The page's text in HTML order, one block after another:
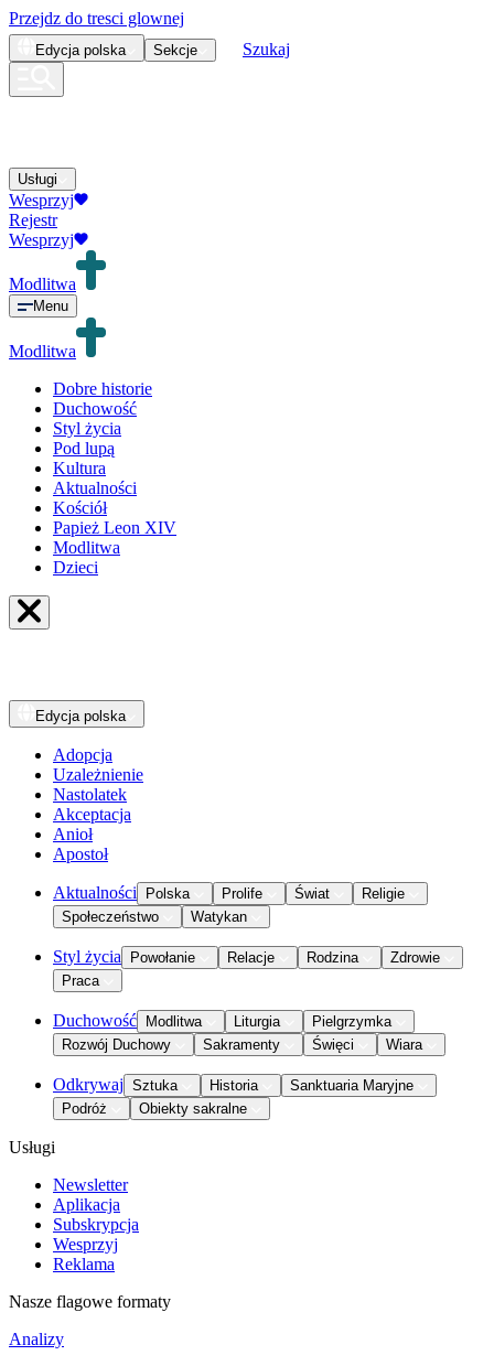
Przejdz do tresci glownej
Edycja polska Sekcje Szukaj
Usługi
Wesprzyj
Rejestr
Wesprzyj
Modlitwa
Menu
Modlitwa
Dobre historie
Duchowość
Styl życia
Pod lupą
Kultura
Aktualności
Kościół
Papież Leon XIV
Modlitwa
Dzieci
Edycja polska
Adopcja
Uzależnienie
Nastolatek
Akceptacja
Anioł
Apostoł
Aktualności Polska Prolife Świat
Religie
Społeczeństwo
Watykan
Styl życia Powołanie Relacje Rodzina
Zdrowie
Praca
Duchowość Modlitwa Liturgia
Pielgrzymka
Rozwój Duchowy
Sakramenty Święci Wiara
Odkrywaj Sztuka Historia
Sanktuaria Maryjne
Podróż
Obiekty sakralne
Usługi
Newsletter
Aplikacja
Subskrypcja
Wesprzyj
Reklama
Nasze flagowe formaty
Analizy